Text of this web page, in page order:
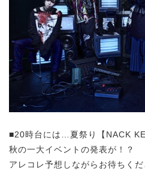
■20時台には… 夏祭り【NACK
秋の一大イベントの発表が！？
アレコレ予想しながらお待ちくだ